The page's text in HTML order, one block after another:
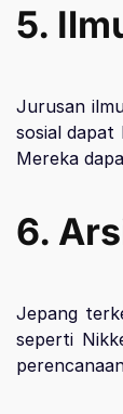
5.
Jurusan
sosial dapat
Mereka
6.
Jepang
seperti